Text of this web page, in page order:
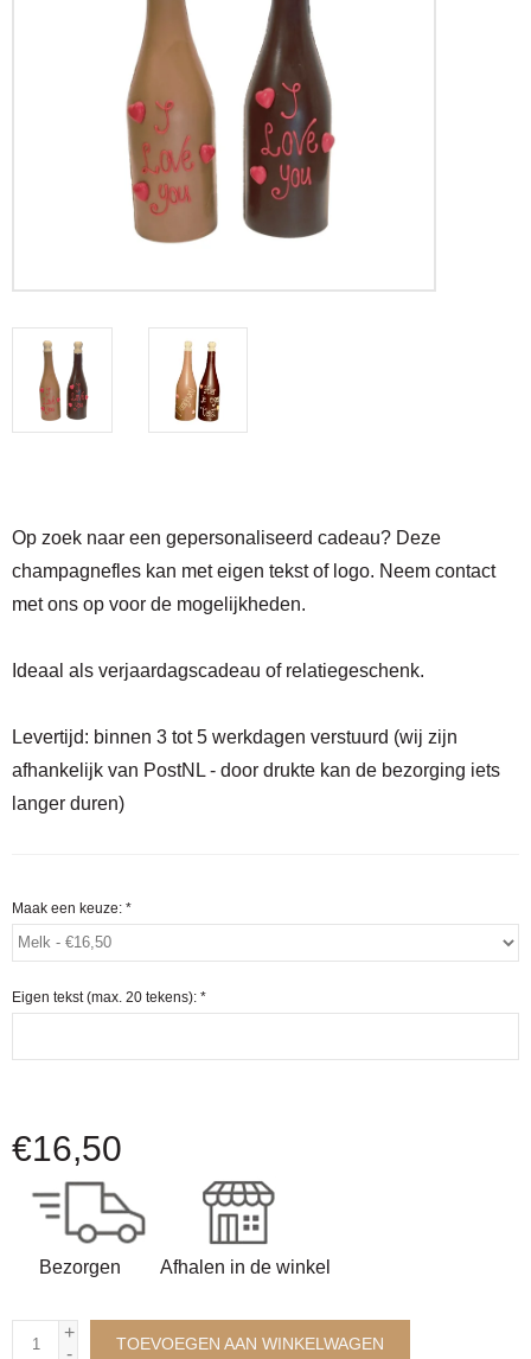
Op zoek naar een gepersonaliseerd cadeau? Deze
champagnefles kan met eigen tekst of logo. Neem contact
met ons op voor de mogelijkheden.
Ideaal als verjaardagscadeau of relatiegeschenk.
Levertijd: binnen 3 tot 5 werkdagen verstuurd (wij zijn
afhankelijk van PostNL - door drukte kan de bezorging iets
langer duren)
Maak een keuze: *
Eigen tekst (max. 20 tekens): *
€16,50
Bezorgen Afhalen in de winkel
+
-
TOEVOEGEN AAN WINKELWAGEN